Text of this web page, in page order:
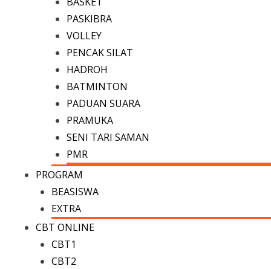
PASKIBRA
VOLLEY
PENCAK SILAT
HADROH
BATMINTON
PADUAN SUARA
PRAMUKA
SENI TARI SAMAN
PMR
PROGRAM
BEASISWA
EXTRA
CBT ONLINE
CBT1
CBT2